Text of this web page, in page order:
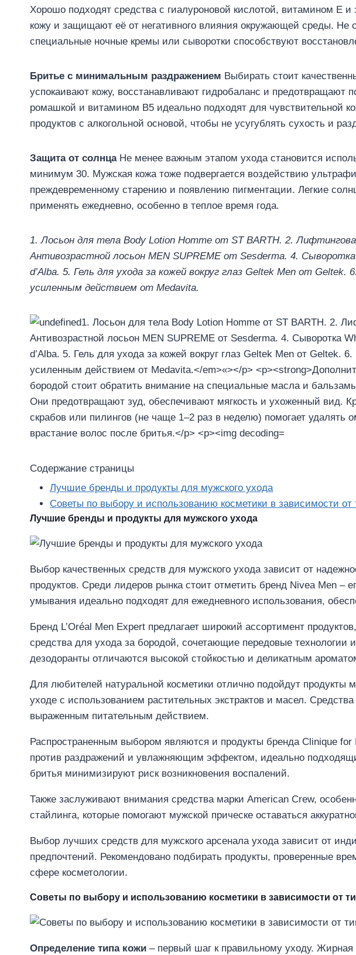
Хорошо подходят средства с гиалуроновой кислотой, витамином E
кожу и защищают её от негативного влияния окружающей среды. Не
специальные ночные кремы или сыворотки способствуют
Бритье с минимальным раздражением Выбирать стоит
успокаивают кожу, восстанавливают гидробаланс и предотвращают
ромашкой и витамином B5 идеально подходят для чувствительной
продуктов с алкогольной основой, чтобы не усугублять сухость и
Защита от солнцаНе менее важным этапом ухода становится
минимум 30. Мужская кожа тоже подвергается воздействию
преждевременному старению и появлению пигментации. Легкие
применять ежедневно, особенно в теплое время года.
1. Лосьон для тела Body Lotion Homme от ST BARTH. 2.
Антивозрастной лосьон MEN SUPREME от Sesderma. 4.
d’Alba. 5. Гель для ухода за кожей вокруг глаз Geltek Men от
усиленным действием от Medavita.
Содержание страницы
Лучшие бренды и продукты для мужского ухода
Советы по выбору и использованию косметики в зависимости от
Лучшие бренды и продукты для мужского ухода
Выбор качественных средств для мужского ухода зависит от
продуктов. Среди лидеров рынка стоит отметить бренд Nivea Men –
умывания идеально подходят для ежедневного использования,
Бренд L’Oréal Men Expert предлагает широкий ассортимент
средства для ухода за бородой, сочетающие передовые технологии
дезодоранты отличаются высокой стойкостью и деликатным
Для любителей натуральной косметики отлично подойдут продукты
уходе с использованием растительных экстрактов и масел.
выраженным питательным действием.
Распространенным выбором являются и продукты бренда Clinique
против раздражений и увлажняющим эффектом, идеально
бритья минимизируют риск возникновения воспалений.
Также заслуживают внимания средства марки American Crew,
стайлинга, которые помогают мужской прическе оставаться
Выбор лучших средств для мужского арсенала ухода зависит от
предпочтений. Рекомендовано подбирать продукты, проверенные
сфере косметологии.
Советы по выбору и использованию косметики в зависимости от
Определение типа кожи – первый шаг к правильному уходу. Жирная